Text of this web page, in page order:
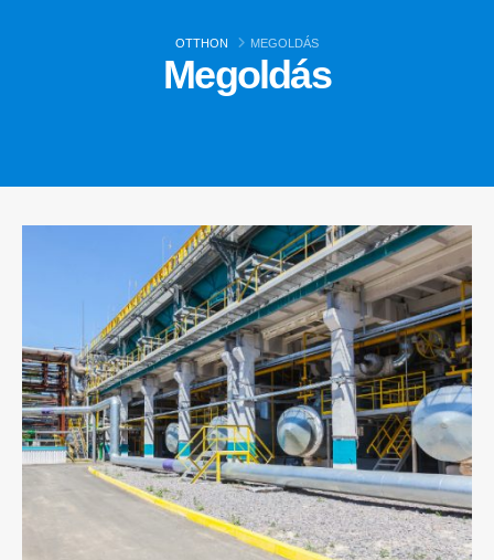
OTTHON MEGOLDÁS
Megoldás